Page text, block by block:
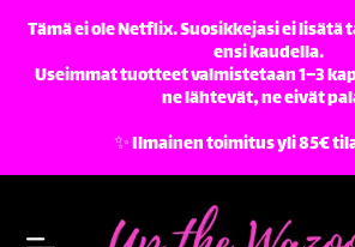
Tämä ei ole Netflix. Suosikkejasi ei lisätä
ensi kaudella.
Useimmat tuotteet valmistetaan 1–3
ne lähtevät, ne eivät
✨️ Ilmainen toimitus yli 85€